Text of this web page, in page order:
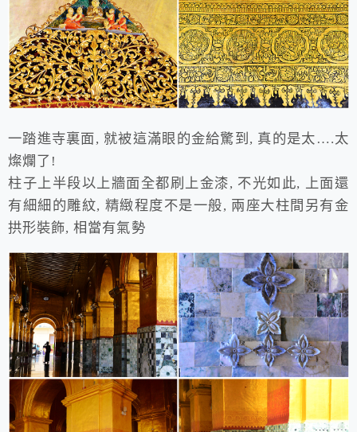
一踏進寺裏面, 就被這滿眼的金給驚到, 真的是太….太
燦爛了!
柱子上半段以上牆面全都刷上金漆, 不光如此, 上面還
有細細的雕紋, 精緻程度不是一般, 兩座大柱間另有金
拱形裝飾, 相當有氣勢